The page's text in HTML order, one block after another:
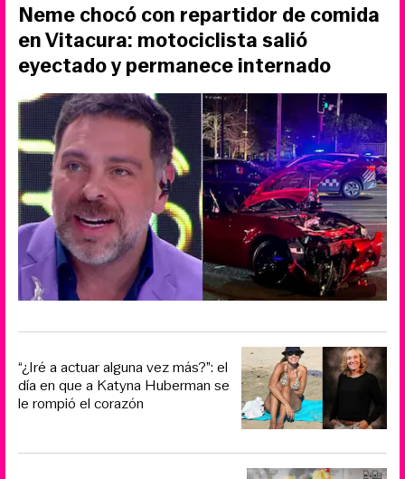
Neme chocó con repartidor de comida
en Vitacura: motociclista salió
eyectado y permanece internado
“¿Iré a actuar alguna vez más?”: el
día en que a Katyna Huberman se
le rompió el corazón